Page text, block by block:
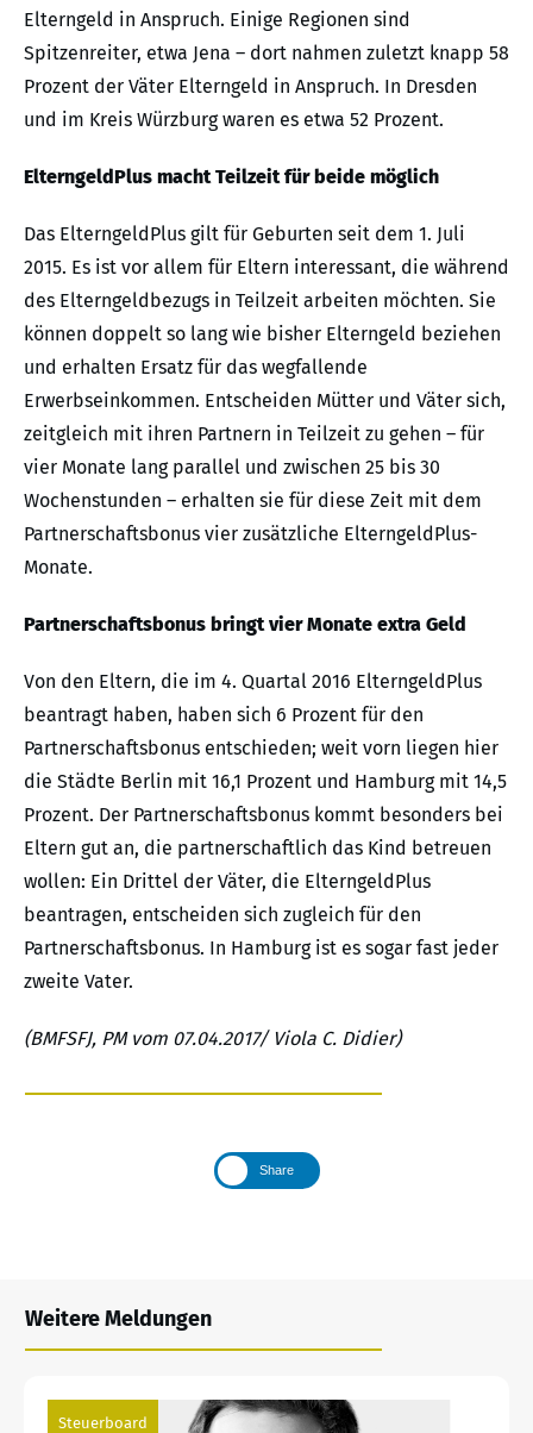
Elterngeld in Anspruch. Einige Regionen sind
Spitzenreiter, etwa Jena – dort nahmen zuletzt knapp 58
Prozent der Väter Elterngeld in Anspruch. In Dresden
und im Kreis Würzburg waren es etwa 52 Prozent.
ElterngeldPlus macht Teilzeit für beide möglich
Das ElterngeldPlus gilt für Geburten seit dem 1. Juli
2015. Es ist vor allem für Eltern interessant, die während
des Elterngeldbezugs in Teilzeit arbeiten möchten. Sie
können doppelt so lang wie bisher Elterngeld beziehen
und erhalten Ersatz für das wegfallende
Erwerbseinkommen. Entscheiden Mütter und Väter sich,
zeitgleich mit ihren Partnern in Teilzeit zu gehen – für
vier Monate lang parallel und zwischen 25 bis 30
Wochenstunden – erhalten sie für diese Zeit mit dem
Partnerschaftsbonus vier zusätzliche ElterngeldPlus-
Monate.
Partnerschaftsbonus bringt vier Monate extra Geld
Von den Eltern, die im 4. Quartal 2016 ElterngeldPlus
beantragt haben, haben sich 6 Prozent für den
Partnerschaftsbonus entschieden; weit vorn liegen hier
die Städte Berlin mit 16,1 Prozent und Hamburg mit 14,5
Prozent. Der Partnerschaftsbonus kommt besonders bei
Eltern gut an, die partnerschaftlich das Kind betreuen
wollen: Ein Drittel der Väter, die ElterngeldPlus
beantragen, entscheiden sich zugleich für den
Partnerschaftsbonus. In Hamburg ist es sogar fast jeder
zweite Vater.
(BMFSFJ, PM vom 07.04.2017/ Viola C. Didier)
Share
Weitere Meldungen
Steuerboard